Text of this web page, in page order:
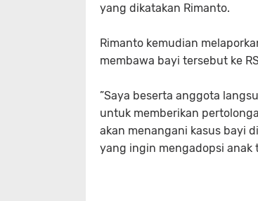
yang dikatakan Rimanto.
Rimanto kemudian
membawa bayi tersebut ke
”Saya beserta anggota
untuk memberikan
akan menangani kasus bayi
yang ingin mengadopsi anak